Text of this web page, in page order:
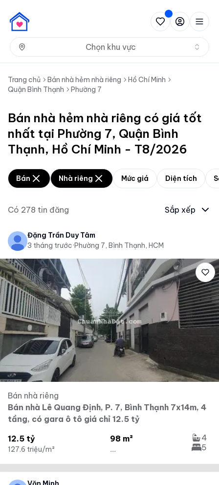
Chọn khu vực
Trang chủ Bán nhà hẻm nhà riêng
Hồ Chí Minh
Quận Bình Thạnh
Phường 7
Bán nhà hẻm nhà riêng có giá tốt
nhất tại Phường 7, Quận Bình
Thạnh, Hồ Chí Minh - T8/2026
Bán Nhà riêng Mức giá Diện tích
Có 278 tin đăng Sắp xếp
Đặng Trần Duy Tâm
3 tháng trước·Phường 7, Bình Thạnh, HCM
Bán nhà riêng
Bán nhà Lê Quang Định, P. 7, Bình Thạnh 7x14m, 4
tầng, có gara ô tô giá chỉ 12.5 tỷ
12.5 tỷ
127.6 triệu/m²
98 m²
...
4
5